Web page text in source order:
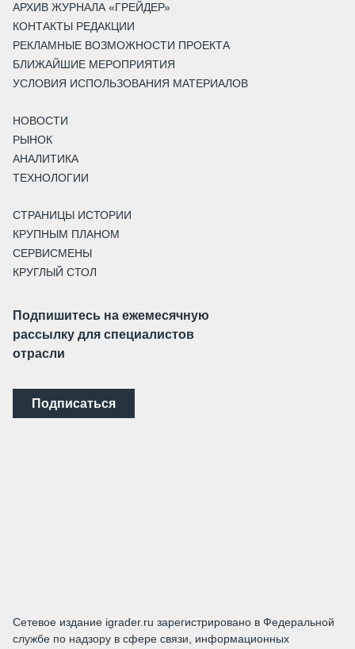
АРХИВ ЖУРНАЛА «ГРЕЙДЕР»
КОНТАКТЫ РЕДАКЦИИ
РЕКЛАМНЫЕ ВОЗМОЖНОСТИ ПРОЕКТА
БЛИЖАЙШИЕ МЕРОПРИЯТИЯ
УСЛОВИЯ ИСПОЛЬЗОВАНИЯ МАТЕРИАЛОВ
НОВОСТИ
РЫНОК
АНАЛИТИКА
ТЕХНОЛОГИИ
СТРАНИЦЫ ИСТОРИИ
КРУПНЫМ ПЛАНОМ
СЕРВИСМЕНЫ
КРУГЛЫЙ СТОЛ
Подпишитесь на ежемесячную
рассылку для специалистов
отрасли
Подписаться
Сетевое издание igrader.ru зарегистрировано в Федеральной
службе по надзору в сфере связи, информационных